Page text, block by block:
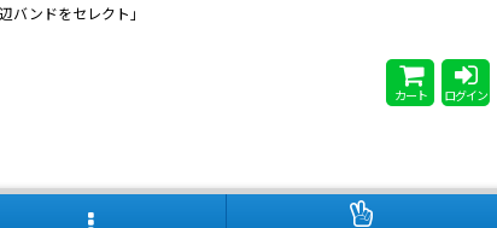
ンドをセレクト」
カート ログイン